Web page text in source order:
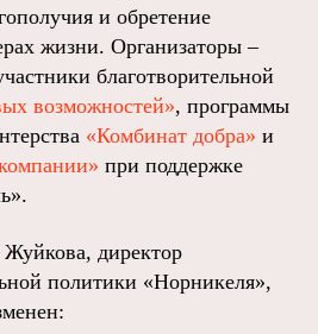
и обретение
жизни. Организаторы –
благотворительной
возможностей», программы
«Комбинат добра» и
при поддержке
директор
политики «Норникеля»,